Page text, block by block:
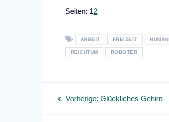
Seiten: Seite
1,
Seite
2
ARBEIT FREIZEIT
REICHTUM ROBOTER
Vorherige: Vorheriger
Glückliches Gehirn